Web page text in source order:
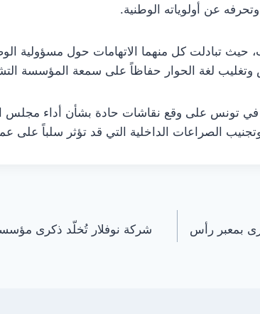
عن أولوياته الوطنية.
حيث تبادلت كل منهما الاتهامات حول مسؤولية
لغة الحوار حفاظاً على سمعة المؤسسة
في تونس على وقع نقاشات حادة بشأن أداء مجلس
الصراعات الداخلية التي قد تؤثر سلباً على
بمعبر رأس
شركة نوفلار تُخلّد ذكرى